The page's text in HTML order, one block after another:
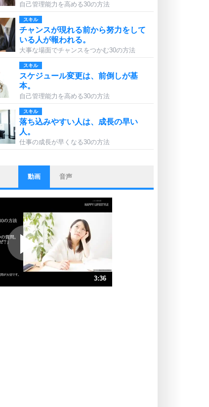
自己管理能力を高める30の方法
スキル
チャンスが現れる前から努力をして
いる人が報われる。
大事な場面でチャンスをつかむ30の方法
スキル
スケジュール変更は、前倒しが基
本。
自己管理能力を高める30の方法
スキル
落ち込みやすい人は、成長の早い
人。
仕事の成長が早くなる30の方法
ストレス対策
他人と比べない。
いっそのこと、他人を見ない。
プラス思考
ポジティブになれない原因は、行動
しないから。
ポジティブ思考になる30の方法
ストレス対策
動画 音声
3:36